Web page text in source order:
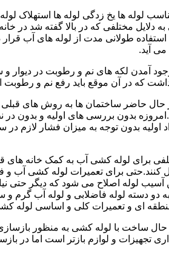
لوله ها یخ زدگی لوله ها استهلاک
مختلفی که در بالا گفته شد در
طولانی مدت از لوله های آب
آید.
آمدن لکه های نم و رطوبت در دیوار
که در آن موقع باید رفع نم و رطوبت
حال حاضر ساختمان ها به روش های
بدون بررسی های اولیه و بدون در
بدون توجه به میزان فشار لازم در
برای لوله کشی آب به کمک خانه های
کنند.حتی برای تعمیرات لوله کشی آب و
آسیب لوله اصلاح می شود که دیگر حتی
به دو دسته لوله فاضلابی و لوله آب گرم و
ای و تعمیرات کلی و اساسی لوله
ساخت با لوله کشی به منظور
تجهیزات و لوازم بازتر است اما در